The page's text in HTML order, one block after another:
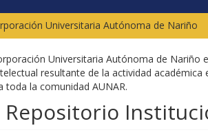
Universitaria Autónoma de Nariño
Universitaria Autónoma de Nariño
resultante de la actividad
la comunidad AUNAR.